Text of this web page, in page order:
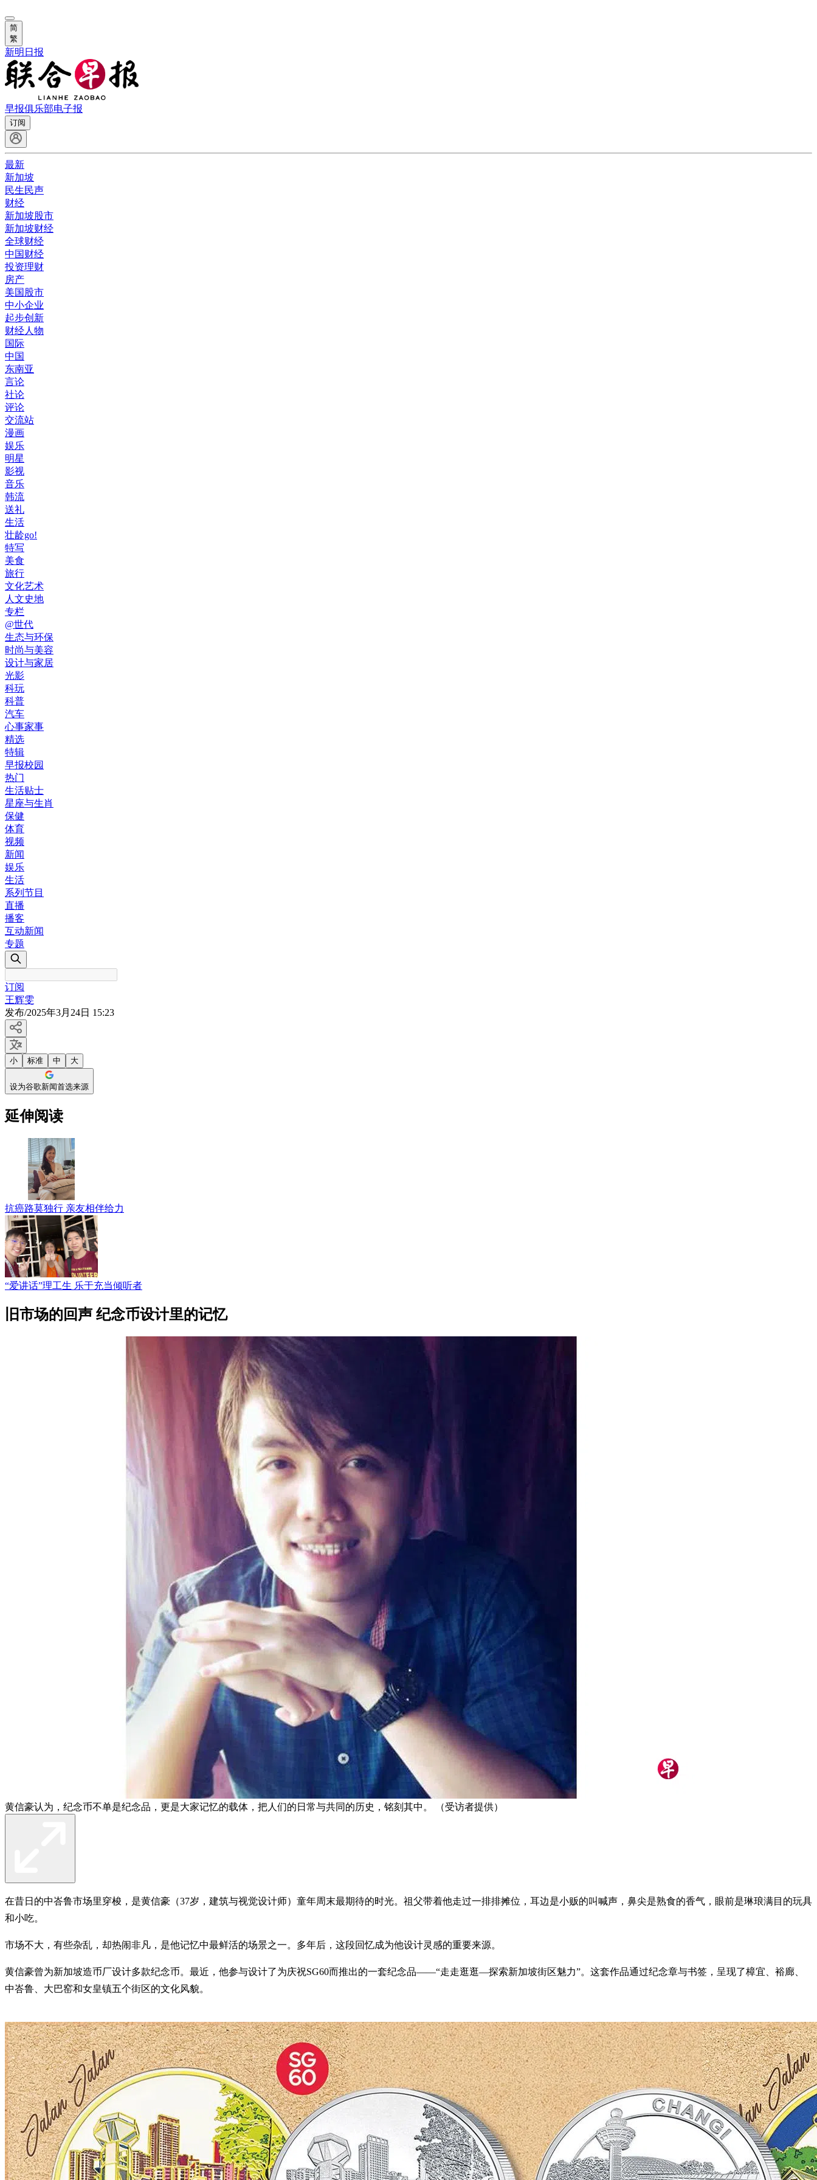
简
繁
新明日报
早报俱乐部电子报
订阅
最新
新加坡
民生民声
财经
新加坡股市
新加坡财经
全球财经
中国财经
投资理财
房产
美国股市
中小企业
起步创新
财经人物
国际
中国
东南亚
言论
社论
评论
交流站
漫画
娱乐
明星
影视
音乐
韩流
送礼
生活
壮龄go!
特写
美食
旅行
文化艺术
人文史地
专栏
@世代
生态与环保
时尚与美容
设计与家居
光影
科玩
科普
汽车
心事家事
精选
特辑
早报校园
热门
生活贴士
星座与生肖
保健
体育
视频
新闻
娱乐
生活
系列节目
直播
播客
互动新闻
专题
订阅
王辉雯
发布/2025年3月24日 15:23
小 标准 中 大
设为谷歌新闻首选来源
延伸阅读
抗癌路莫独行 亲友相伴给力
“爱讲话”理工生 乐于充当倾听者
旧市场的回声 纪念币设计里的记忆
黄信豪认为，纪念币不单是纪念品，更是大家记忆的载体，把人们的日常与共同的历史，铭刻其中。 （受访者提供）
在昔日的中峇鲁市场里穿梭，是黄信豪（37岁，建筑与视觉设计师）童年周末最期待的时光。祖父带着他走过一排排摊位，耳边是小贩的叫喊声，鼻尖是熟食的香气，眼前是琳琅满目的玩具
和小吃。
市场不大，有些杂乱，却热闹非凡，是他记忆中最鲜活的场景之一。多年后，这段回忆成为他设计灵感的重要来源。
黄信豪曾为新加坡造币厂设计多款纪念币。最近，他参与设计了为庆祝SG60而推出的一套纪念品——“走走逛逛—探索新加坡街区魅力”。这套作品通过纪念章与书签，呈现了樟宜、裕廊、
中峇鲁、大巴窑和女皇镇五个街区的文化风貌。